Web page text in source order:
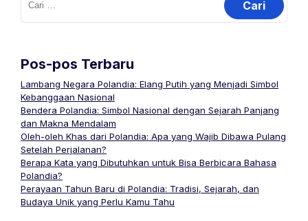
untuk:
Pos-pos Terbaru
Lambang Negara Polandia: Elang Putih yang Menjadi Simbol
Kebanggaan Nasional
Bendera Polandia: Simbol Nasional dengan Sejarah Panjang
dan Makna Mendalam
Oleh-oleh Khas dari Polandia: Apa yang Wajib Dibawa Pulang
Setelah Perjalanan?
Berapa Kata yang Dibutuhkan untuk Bisa Berbicara Bahasa
Polandia?
Perayaan Tahun Baru di Polandia: Tradisi, Sejarah, dan
Budaya Unik yang Perlu Kamu Tahu